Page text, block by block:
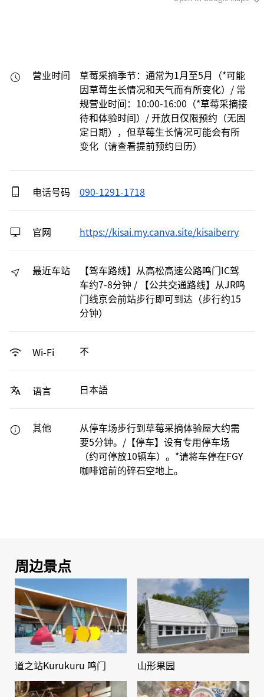
营业时间
草莓采摘季节：通常为1月至5月（*可能
因草莓生长情况和天气而有所变化）/ 常
规营业时间：10:00-16:00（*草莓采摘接
待和体验时间）/ 开放日仅限预约（无固
定日期），但草莓生长情况可能会有所
变化（请查看提前预约日历）
电话号码 090-1291-1718
官网 https://kisai.my.canva.site/kisaiberry
最近车站
【驾车路线】从高松高速公路鸣门IC驾
车约7-8分钟 / 【公共交通路线】从JR鸣
门线京会前站步行即可到达（步行约15
分钟）
Wi-Fi 不
语言 日本語
其他
从停车场步行到草莓采摘体验屋大约需
要5分钟。/【停车】设有专用停车场
（约可停放10辆车）。*请将车停在FGY
咖啡馆前的碎石空地上。
周边景点
道之站Kurukuru 鸣门 山形果园